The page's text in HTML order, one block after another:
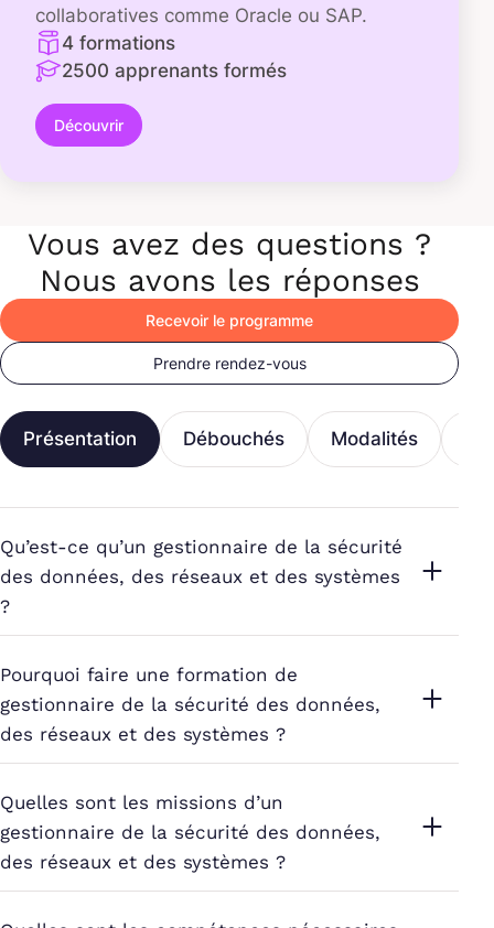
collaboratives comme Oracle ou SAP.
4 formations
2500 apprenants formés
Découvrir
Vous avez des questions ?
Nous avons les réponses
Recevoir le programme
Prendre rendez-vous
Présentation Débouchés Modalités
Qu’est-ce qu’un gestionnaire de la sécurité
des données, des réseaux et des systèmes
?
Pourquoi faire une formation de
gestionnaire de la sécurité des données,
des réseaux et des systèmes ?
Quelles sont les missions d’un
gestionnaire de la sécurité des données,
des réseaux et des systèmes ?